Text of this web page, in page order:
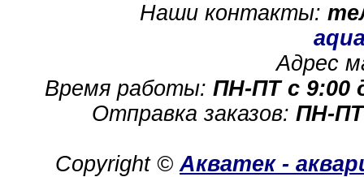
Наши контакты:
Адрес
Время работы: ПН-ПТ с 9:00
Отправка заказов: ПН-ПТ
Copyright ©Акватек -